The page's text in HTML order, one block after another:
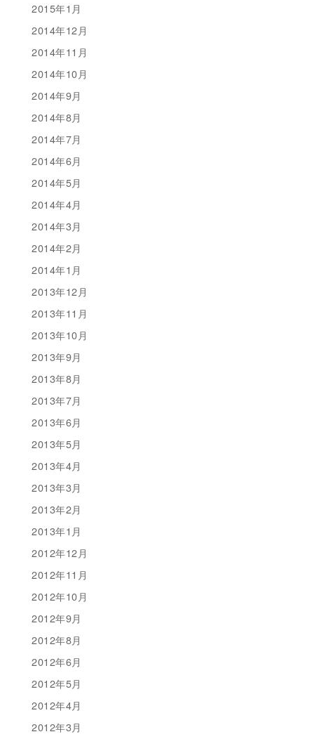
2015年1月
2014年12月
2014年11月
2014年10月
2014年9月
2014年8月
2014年7月
2014年6月
2014年5月
2014年4月
2014年3月
2014年2月
2014年1月
2013年12月
2013年11月
2013年10月
2013年9月
2013年8月
2013年7月
2013年6月
2013年5月
2013年4月
2013年3月
2013年2月
2013年1月
2012年12月
2012年11月
2012年10月
2012年9月
2012年8月
2012年6月
2012年5月
2012年4月
2012年3月